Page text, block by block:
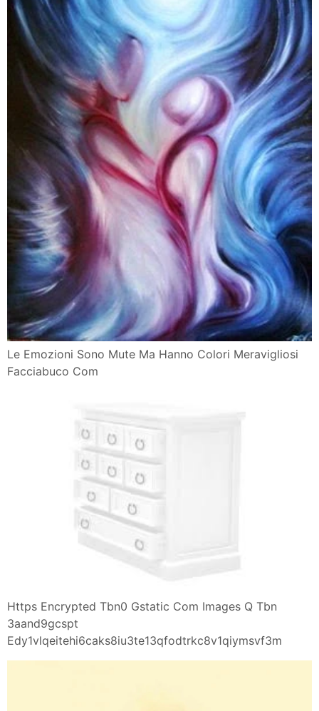
Le Emozioni Sono Mute Ma Hanno Colori Meravigliosi
Facciabuco Com
Https Encrypted Tbn0 Gstatic Com Images Q Tbn
3aand9gcspt
Edy1vlqeitehi6caks8iu3te13qfodtrkc8v1qiymsvf3m